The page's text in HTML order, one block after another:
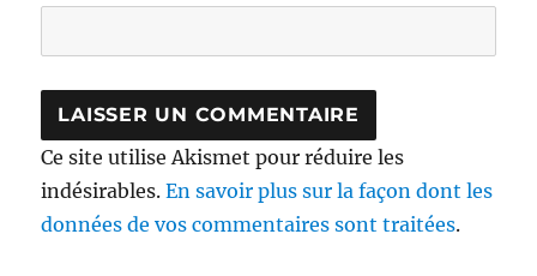
Ce site utilise Akismet pour réduire les
indésirables.En savoir plus sur la façon dont les
données de vos commentaires sont traitées.